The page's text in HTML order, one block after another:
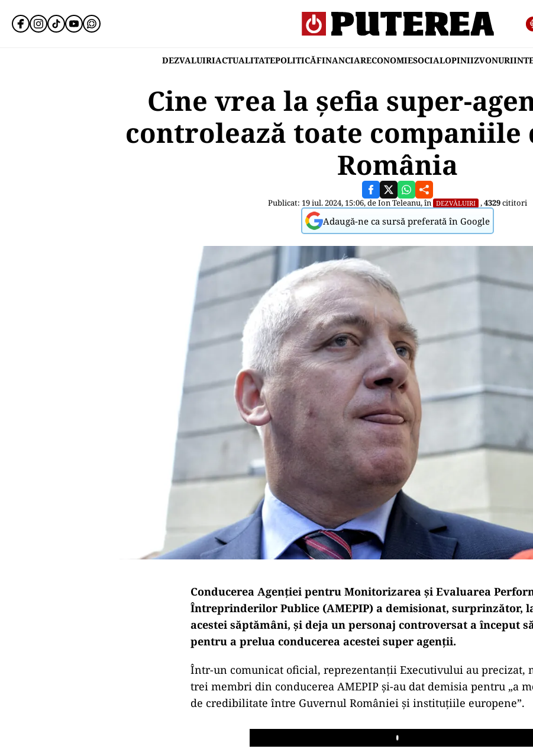
DEZVALUIRIACTUALITATEPOLITICĂFINANCIARECONOMIESOCIALOPINIIZVONURI
Cine vrea la șefia super-
controlează toate companiile
România
Publicat: 19 iul. 2024, 15:06, deIon Teleanu, în DEZVĂLUIRI ,4329cititori
Adaugă-ne ca sursă preferată în Google
Conducerea Agenției pentru Monitorizarea și Evaluarea
Întreprinderilor Publice (AMEPIP) a demisionat, surprinzător,
acestei săptămâni, și deja un personaj controversat a început
pentru a prelua conducerea acestei super agenții.
Într-un comunicat oficial, reprezentanții Executivului au precizat,
trei membri din conducerea AMEPIP și-au dat demisia pentru „a
de credibilitate între Guvernul României și instituțiile europene”.
Play